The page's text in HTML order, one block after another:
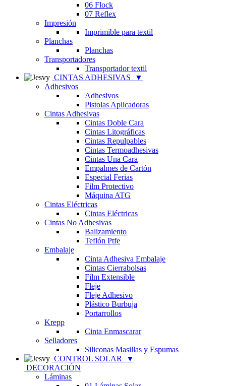
06 Flock
07 Reflex
Impresión
Imprimible para textil
Planchas
Planchas
Transportadores
Transportador textil
CINTAS ADHESIVAS
▼
Adhesivos
Adhesivos
Pistolas Aplicadoras
Cintas Adhesivas
Cintas Doble Cara
Cintas Litográficas
Cintas Repulpables
Cintas Termoadhesivas
Cintas Una Cara
Empalmes de Cartón
Especial Ferias
Film Protectivo
Máquina ATG
Cintas Eléctricas
Cintas Eléctricas
Cintas No Adhesivas
Balizamiento
Teflón Ptfe
Embalaje
Cinta Adhesiva Embalaje
Cintas Cierrabolsas
Film Extensible
Fleje
Fleje Adhesivo
Plástico Burbuja
Portarrollos
Krepp
Cinta Enmascarar
Selladores
Siliconas Masillas y Espumas
CONTROL SOLAR
▼
DECORACIÓN
Láminas